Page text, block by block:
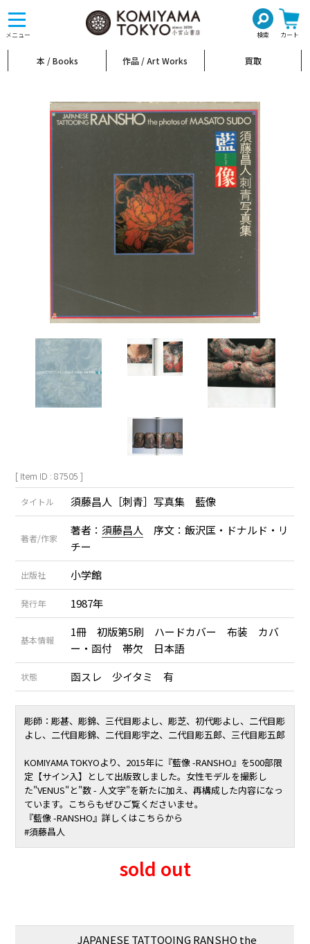
メニュー 検索 カート
toggle
navigation
本 / Books 作品 / Art Works 買取
[ Item ID : 87505 ]
タイトル 須藤昌人［刺青］写真集 藍像
著者/作家
著者：須藤昌人
序文：飯沢匡・ドナルド・リ
チー
出版社 小学館
発行年 1987年
基本情報
1冊 初版第5刷 ハードカバー 布装 カバ
ー・函付 帯欠 日本語
状態 函スレ 少イタミ 有
彫師：彫甚、彫錦、三代目彫よし、彫芝、初代彫よし、二代目彫
よし、二代目彫錦、二代目彫宇之、二代目彫五郎、三代目彫五郎
KOMIYAMA TOKYOより、2015年に『藍像 -RANSHO』を500部限
定【サイン入】として出版致しました。女性モデルを撮影し
た"VENUS"と"数 - 人文字"を新たに加え、再構成した内容になっ
ています。こちらもぜひご覧くださいませ。
『藍像 -RANSHO』詳しくはこちらから
#須藤昌人
sold out
JAPANESE TATTOOING RANSHO the